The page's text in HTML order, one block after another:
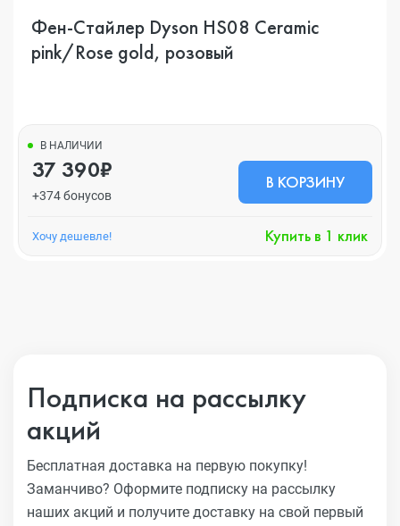
Фен-Стайлер Dyson HS08 Ceramic
pink/Rose gold, розовый
В НАЛИЧИИ
37 390₽
+374 бонусов
В КОРЗИНУ
Хочу дешевле! Купить в 1 клик
Подписка на рассылку
акций
Бесплатная доставка на первую покупку!
Заманчиво? Оформите подписку на рассылку
наших акций и получите доставку на свой первый